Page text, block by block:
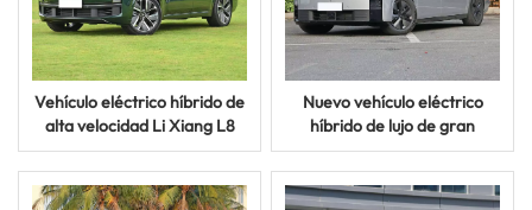
Vehículo eléctrico híbrido de
alta velocidad Li Xiang L8
New Auto, gran lujo, rango
extendido
Nuevo vehículo eléctrico
híbrido de lujo de gran
tamaño y autonomía
extendida de Li Xiang de
alta velocidad